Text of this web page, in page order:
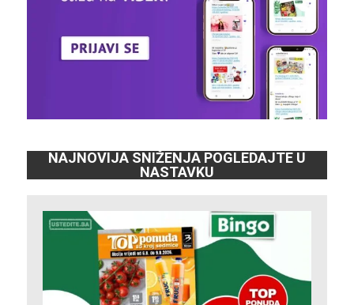
NAJNOVIJA SNIŽENJA POGLEDAJTE U
NASTAVKU